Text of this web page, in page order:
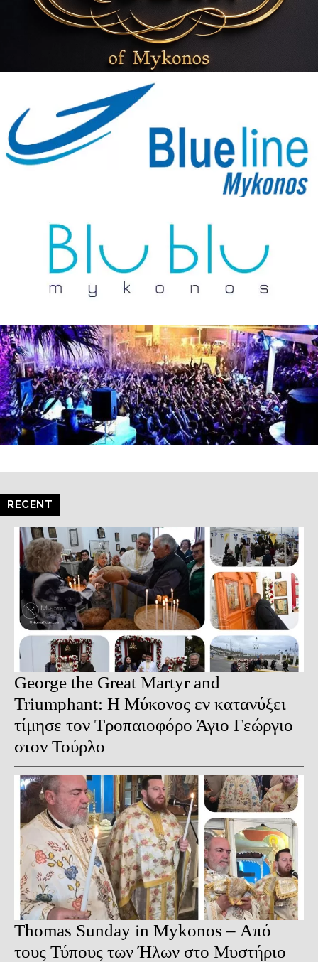
RECENT
George the Great Martyr and
Triumphant: Η Μύκονος εν κατανύξει
τίμησε τον Τροπαιοφόρο Άγιο Γεώργιο
στον Τούρλο
Thomas Sunday in Mykonos – Από
τους Τύπους των Ήλων στο Μυστήριο